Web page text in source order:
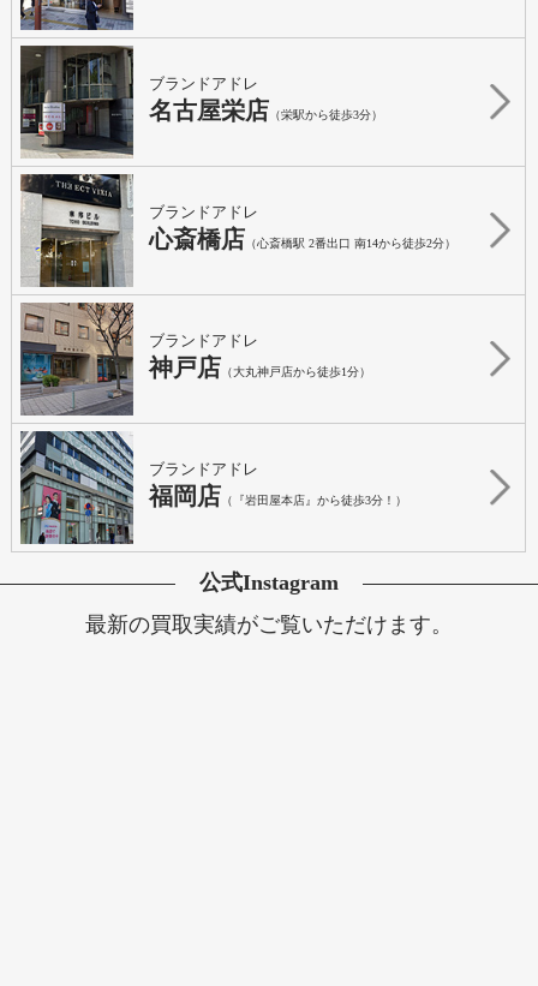
ブランドアドレ
名古屋栄店 （栄駅から徒歩3分）
ブランドアドレ
心斎橋店 （心斎橋駅 2番出口 南14から徒歩2分）
ブランドアドレ
神戸店 （大丸神戸店から徒歩1分）
ブランドアドレ
福岡店 （『岩田屋本店』から徒歩3分！）
公式Instagram
最新の買取実績がご覧いただけます。